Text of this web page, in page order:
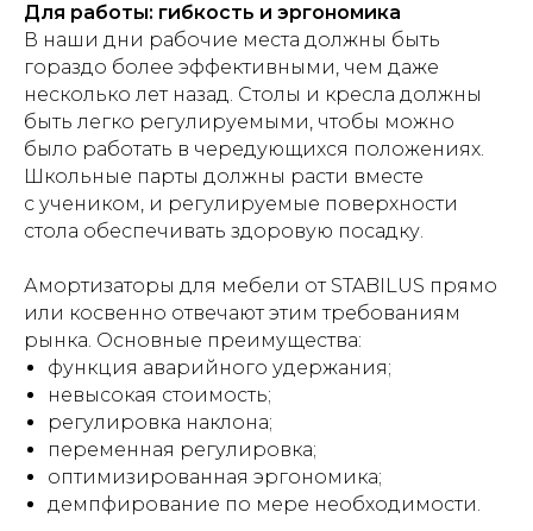
Для работы: гибкость и эргономика
В наши дни рабочие места должны быть
гораздо более эффективными, чем даже
несколько лет назад. Столы и кресла должны
быть легко регулируемыми, чтобы можно
было работать в чередующихся положениях.
Школьные парты должны расти вместе
с учеником, и регулируемые поверхности
стола обеспечивать здоровую посадку.
Амортизаторы для мебели от STABILUS прямо
или косвенно отвечают этим требованиям
рынка. Основные преимущества:
функция аварийного удержания;
невысокая стоимость;
регулировка наклона;
переменная регулировка;
оптимизированная эргономика;
демпфирование по мере необходимости.